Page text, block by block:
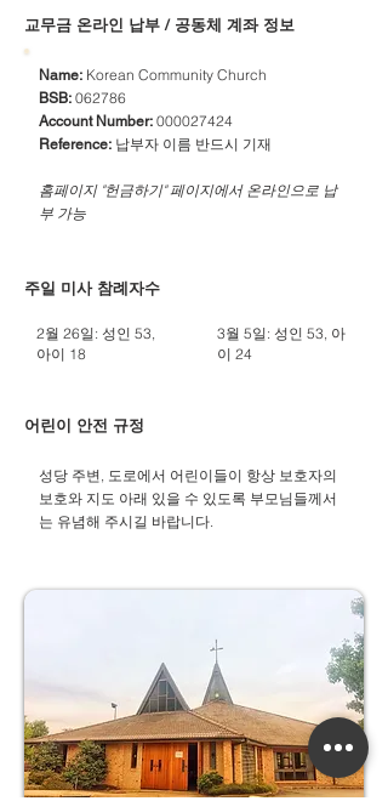
​교무금 온라인 납부 / 공동체 계좌 정보
Name: Korean Community Church
BSB: 062786
Account Number: 000027424
Reference: 납부자 이름 반드시 기재
​홈페이지 "헌금하기" 페이지에서 온라인으로 납
부 가능
주일 미사 참례자수
2월 26일: 성인 53,
아이 18
3월 5일: 성인 53, 아
이 24
어린이 안전 규정
성당 주변, 도로에서 어린이들이 항상 보호자의
보호와 지도 아래 있을 수 있도록 부모님들께서
는 유념해 주시길 바랍니다.​